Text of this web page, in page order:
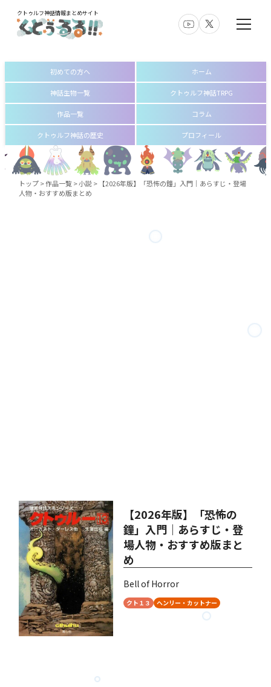
クトゥルフ神話情報まとめサイト
初めての方へ ホーム
神話生物一覧 クトゥルフ神話TRPG
作品一覧 コラム
クトゥルフ神話の歴史 プロフィール
トップ>作品一覧>小説> 【2026年版】「恐怖の鐘」入門｜あらすじ・登場
人物・おすすめ版まとめ
【2026年版】「恐怖の
鐘」入門｜あらすじ・登
場人物・おすすめ版まと
め
Bell of Horror
クト１３ ヘンリー・カットナー